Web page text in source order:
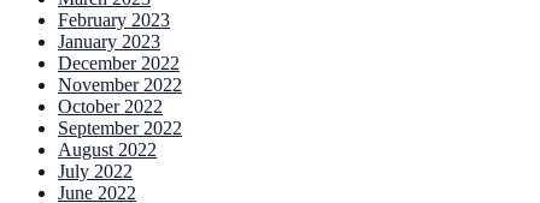
February 2023
January 2023
December 2022
November 2022
October 2022
September 2022
August 2022
July 2022
June 2022